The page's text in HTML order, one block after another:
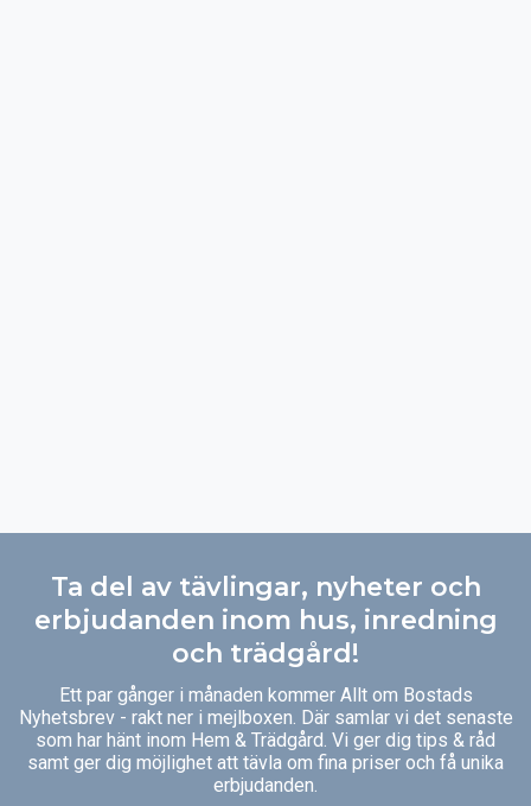
Ta del av tävlingar, nyheter och
erbjudanden inom hus, inredning
och trädgård!
Ett par gånger i månaden kommer Allt om Bostads
Nyhetsbrev - rakt ner i mejlboxen. Där samlar vi det senaste
som har hänt inom Hem & Trädgård. Vi ger dig tips & råd
samt ger dig möjlighet att tävla om fina priser och få unika
erbjudanden.